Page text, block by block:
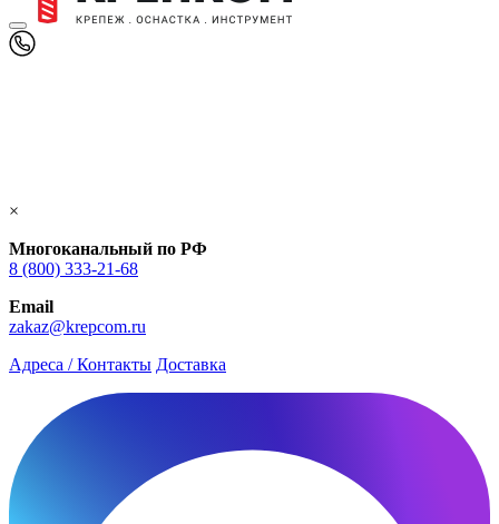
×
Многоканальный по РФ
8 (800) 333‑21-68
Email
zakaz@krepcom.ru
Адреса / Контакты Доставка